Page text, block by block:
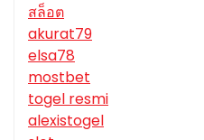
สล็อต
akurat79
elsa78
mostbet
togel resmi
alexistogel